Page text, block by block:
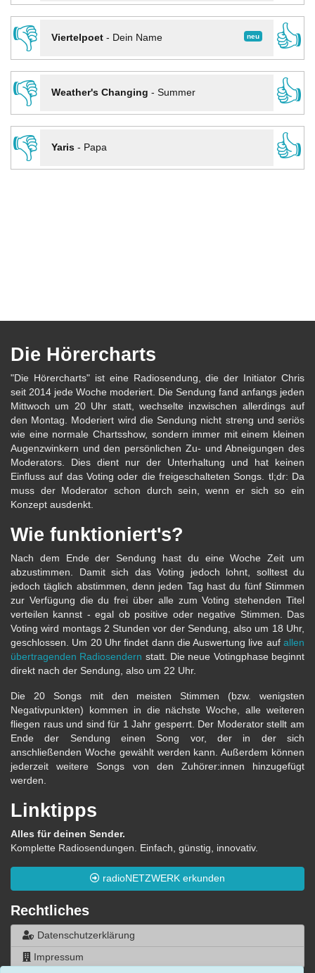
👎
neu
Viertelpoet- Dein Name
👍
👎
Weather's Changing - Summer
👍
👎
Yaris- Papa 👍
Die Hörercharts
"Die Hörercharts" ist eine Radiosendung, die der Initiator Chris
seit 2014 jede Woche moderiert. Die Sendung fand anfangs jeden
Mittwoch um 20 Uhr statt, wechselte inzwischen allerdings auf
den Montag. Moderiert wird die Sendung nicht streng und seriös
wie eine normale Chartsshow, sondern immer mit einem kleinen
Augenzwinkern und den persönlichen Zu- und Abneigungen des
Moderators. Dies dient nur der Unterhaltung und hat keinen
Einfluss auf das Voting oder die freigeschalteten Songs. tl;dr: Da
muss der Moderator schon durch sein, wenn er sich so ein
Konzept ausdenkt.
Wie funktioniert's?
Nach dem Ende der Sendung hast du eine Woche Zeit um
abzustimmen. Damit sich das Voting jedoch lohnt, solltest du
jedoch täglich abstimmen, denn jeden Tag hast du fünf Stimmen
zur Verfügung die du frei über alle zum Voting stehenden Titel
verteilen kannst - egal ob positive oder negative Stimmen. Das
Voting wird montags 2 Stunden vor der Sendung, also um 18 Uhr,
geschlossen. Um 20 Uhr findet dann die Auswertung live auf allen
übertragenden Radiosendern statt. Die neue Votingphase beginnt
direkt nach der Sendung, also um 22 Uhr.
Die 20 Songs mit den meisten Stimmen (bzw. wenigsten
Negativpunkten) kommen in die nächste Woche, alle weiteren
fliegen raus und sind für 1 Jahr gesperrt. Der Moderator stellt am
Ende der Sendung einen Song vor, der in der sich
anschließenden Woche gewählt werden kann. Außerdem können
jederzeit weitere Songs von den Zuhörer:innen hinzugefügt
werden.
Linktipps
Alles für deinen Sender.
Komplette Radiosendungen. Einfach, günstig, innovativ.
radioNETZWERK erkunden
Rechtliches
Datenschutzerklärung
Impressum